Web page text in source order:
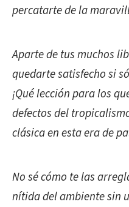
percatarte de la
Aparte de tus muchos
quedarte satisfecho si
¡Qué lección para los
defectos del
clásica en esta era de
No sé cómo te las
nítida del ambiente sin